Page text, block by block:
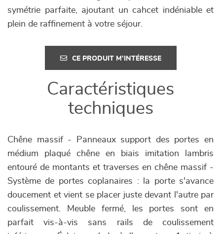
symétrie parfaite, ajoutant un cahcet indéniable et
plein de raffinement à votre séjour.
CE PRODUIT M'INTÉRESSE
Caractéristiques
techniques
Chêne massif - Panneaux support des portes en
médium plaqué chêne en biais imitation lambris
entouré de montants et traverses en chêne massif -
Système de portes coplanaires : la porte s'avance
doucement et vient se placer juste devant l'autre par
coulissement. Meuble fermé, les portes sont en
parfait vis-à-vis sans rails de coulissement